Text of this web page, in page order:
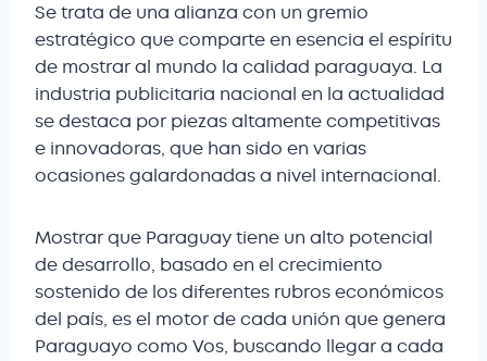
Se trata de una alianza con un gremio
estratégico que comparte en esencia el espíritu
de mostrar al mundo la calidad paraguaya. La
industria publicitaria nacional en la actualidad
se destaca por piezas altamente competitivas
e innovadoras, que han sido en varias
ocasiones galardonadas a nivel internacional.
Mostrar que Paraguay tiene un alto potencial
de desarrollo, basado en el crecimiento
sostenido de los diferentes rubros económicos
del país, es el motor de cada unión que genera
Paraguayo como Vos, buscando llegar a cada